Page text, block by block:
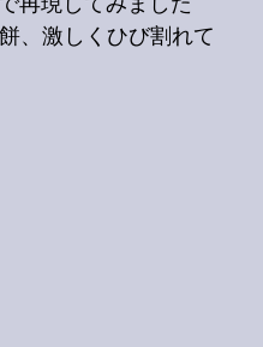
再現してみました
、激しくひび割れて